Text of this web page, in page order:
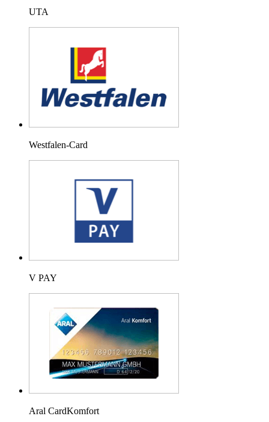
UTA
Westfalen-Card
V PAY
Aral CardKomfort